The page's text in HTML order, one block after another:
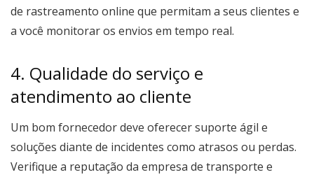
de rastreamento online que permitam a seus clientes e
a você monitorar os envios em tempo real.
4. Qualidade do serviço e
atendimento ao cliente
Um bom fornecedor deve oferecer suporte ágil e
soluções diante de incidentes como atrasos ou perdas.
Verifique a reputação da empresa de transporte e